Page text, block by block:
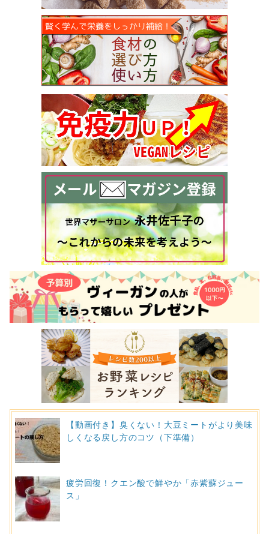
【動画付き】臭くない！大豆ミートがより美味
しくなる戻し方のコツ（下準備）
疲労回復！クエン酸で鮮やか「赤紫蘇ジュー
ス」